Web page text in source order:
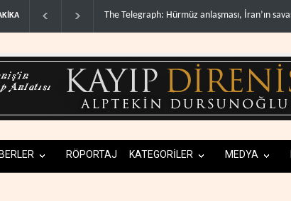
Yemen’den dengeleri değiştirecek yeni askeri
RÖPORTAJ KATEGORİLER MEDYA